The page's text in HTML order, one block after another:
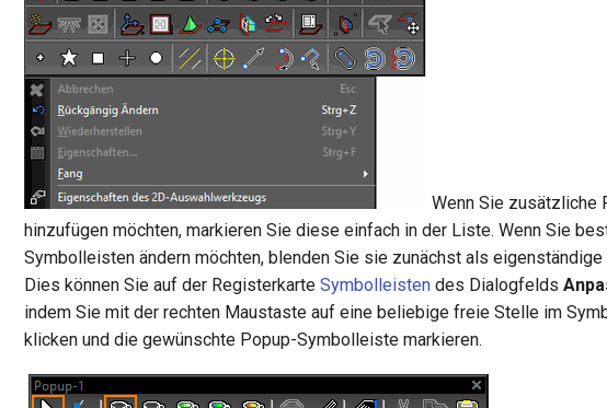
Wenn Sie zusätzliche
hinzufügen möchten, markieren Sie diese einfach in der Liste. Wenn Sie
Symbolleisten ändern möchten, blenden Sie sie zunächst als
Dies können Sie auf der Registerkarte Symbolleisten des Dialogfelds
indem Sie mit der rechten Maustaste auf eine beliebige freie Stelle im
klicken und die gewünschte Popup-Symbolleiste markieren.